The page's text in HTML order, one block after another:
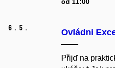
od 11:00
6. 5. Ovládni
Přijď na